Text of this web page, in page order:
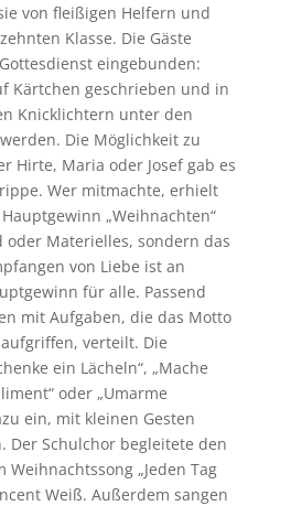
von fleißigen Helfern und
Klasse. Die Gäste
eingebunden:
Kärtchen geschrieben und in
Knicklichtern unter den
Die Möglichkeit zu
Hirte, Maria oder Josef gab es
Wer mitmachte, erhielt
„Weihnachten“
oder Materielles, sondern das
von Liebe ist an
für alle. Passend
mit Aufgaben, die das Motto
aufgriffen, verteilt. Die
ein Lächeln“, „Mache
oder „Umarme
ein, mit kleinen Gesten
Der Schulchor begleitete den
„Jeden Tag
Weiß. Außerdem sangen